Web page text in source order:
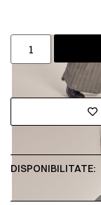
DISPONIBILITATE: